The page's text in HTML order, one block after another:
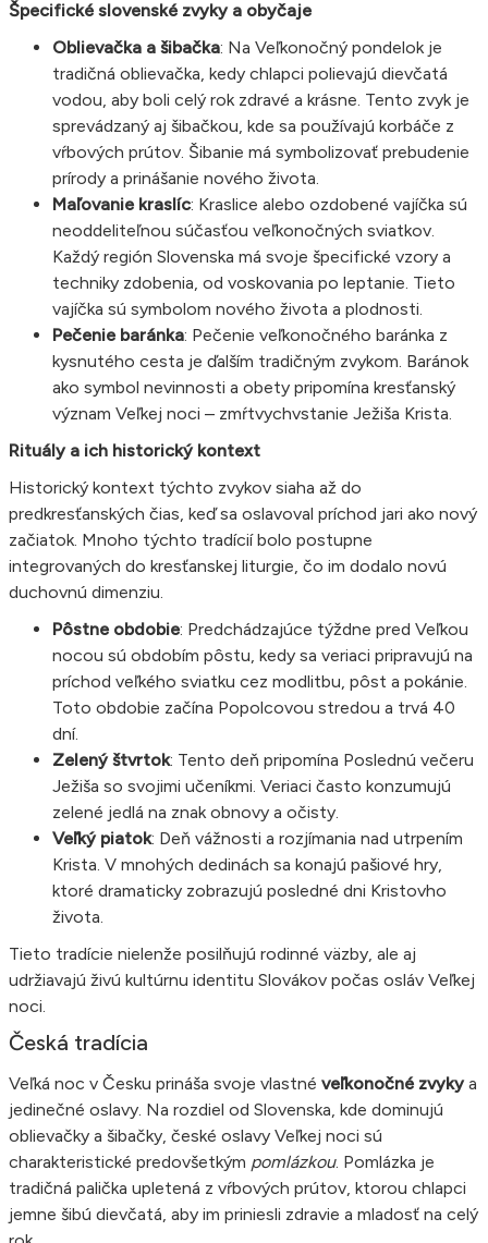
Špecifické slovenské zvyky a obyčaje
Oblievačka a šibačka: Na Veľkonočný pondelok je
tradičná oblievačka, kedy chlapci polievajú dievčatá
vodou, aby boli celý rok zdravé a krásne. Tento zvyk je
sprevádzaný aj šibačkou, kde sa používajú korbáče z
vŕbových prútov. Šibanie má symbolizovať prebudenie
prírody a prinášanie nového života.
Maľovanie kraslíc: Kraslice alebo ozdobené vajíčka sú
neoddeliteľnou súčasťou veľkonočných sviatkov.
Každý región Slovenska má svoje špecifické vzory a
techniky zdobenia, od voskovania po leptanie. Tieto
vajíčka sú symbolom nového života a plodnosti.
Pečenie baránka: Pečenie veľkonočného baránka z
kysnutého cesta je ďalším tradičným zvykom. Baránok
ako symbol nevinnosti a obety pripomína kresťanský
význam Veľkej noci – zmŕtvychvstanie Ježiša Krista.
Rituály a ich historický kontext
Historický kontext týchto zvykov siaha až do
predkresťanských čias, keď sa oslavoval príchod jari ako nový
začiatok. Mnoho týchto tradícií bolo postupne
integrovaných do kresťanskej liturgie, čo im dodalo novú
duchovnú dimenziu.
Pôstne obdobie: Predchádzajúce týždne pred Veľkou
nocou sú obdobím pôstu, kedy sa veriaci pripravujú na
príchod veľkého sviatku cez modlitbu, pôst a pokánie.
Toto obdobie začína Popolcovou stredou a trvá 40
dní.
Zelený štvrtok: Tento deň pripomína Poslednú večeru
Ježiša so svojimi učeníkmi. Veriaci často konzumujú
zelené jedlá na znak obnovy a očisty.
Veľký piatok: Deň vážnosti a rozjímania nad utrpením
Krista. V mnohých dedinách sa konajú pašiové hry,
ktoré dramaticky zobrazujú posledné dni Kristovho
života.
Tieto tradície nielenže posilňujú rodinné väzby, ale aj
udržiavajú živú kultúrnu identitu Slovákov počas osláv Veľkej
noci.
Česká tradícia
Veľká noc v Česku prináša svoje vlastné veľkonočné zvykya
jedinečné oslavy. Na rozdiel od Slovenska, kde dominujú
oblievačky a šibačky, české oslavy Veľkej noci sú
charakteristické predovšetkým pomlázkou. Pomlázka je
tradičná palička upletená z vŕbových prútov, ktorou chlapci
jemne šibú dievčatá, aby im priniesli zdravie a mladosť na celý